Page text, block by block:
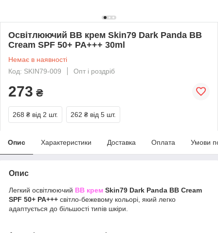
Освітлюючий BB крем Skin79 Dark Panda BB
Cream SPF 50+ PA+++ 30ml
Немає в наявності
Код: SKIN79-009
Опт і роздріб
273 ₴
268 ₴ від 2 шт. 262 ₴ від 5 шт.
Опис Характеристики Доставка Оплата Умови
Опис
Легкий освітлюючий BB крем Skin79 Dark Panda BB Cream
SPF 50+ PA+++ світло-бежевому кольорі, який легко
адаптується до більшості типів шкіри.